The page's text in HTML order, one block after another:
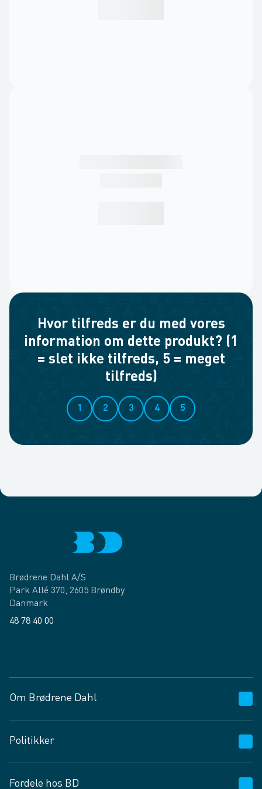
Hvor tilfreds er du med vores
information om dette produkt? (1
= slet ikke tilfreds, 5 = meget
tilfreds)
1 2 3 4 5
Brødrene Dahl A/S
Park Allé 370, 2605 Brøndby
Danmark
48 78 40 00
Om Brødrene Dahl
Vagttelefon 30 10 89 89
Spørgsmål og svar
Job og karriere
Politikker
Fordele hos BD